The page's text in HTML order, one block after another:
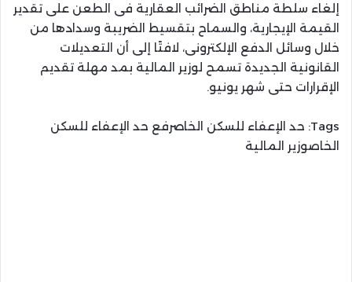
إلغاء سلطة مناطق الضرائب العقارية فى الطعن على تقدير
القيمة الإيجارية، والسماح بتقسيط الضريبة وسدادها من
خلال وسائل الدفع الإلكترونى، لافتًا إلى أن التعديلات
القانونية الجديدة تسمح لوزير المالية بمد مهلة تقديم
الإقرارات حتى شهر يونيو.
Tags: حد الإعفاء للسكن الخاصرفع حد الإعفاء للسكن
الخاصوزير المالية